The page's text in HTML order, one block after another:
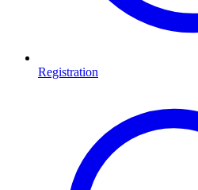
Registration